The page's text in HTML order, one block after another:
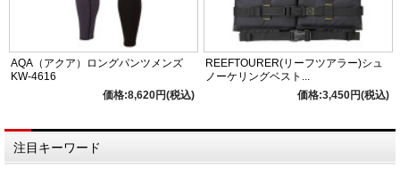
AQA（アクア）ロングパンツメンズ
KW-4616
価格:8,620円(税込)
REEFTOURER(リーフツアラー)シュ
ノーケリングベスト...
価格:3,450円(税込)
注目キーワード